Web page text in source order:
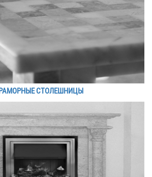
СТОЛЕШНИЦЫ